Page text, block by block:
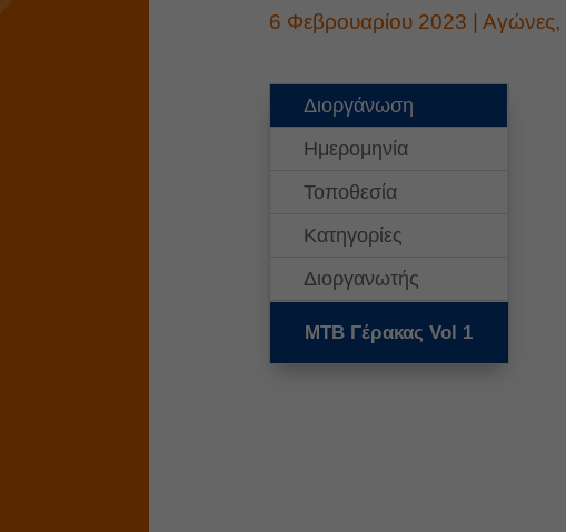
6 Φεβρουαρίου 2023 | Αγώνες,
Διοργάνωση
Ημερομηνία
Τοποθεσία
Κατηγορίες
Διοργανωτής
MTB Γέρακας Vol 1